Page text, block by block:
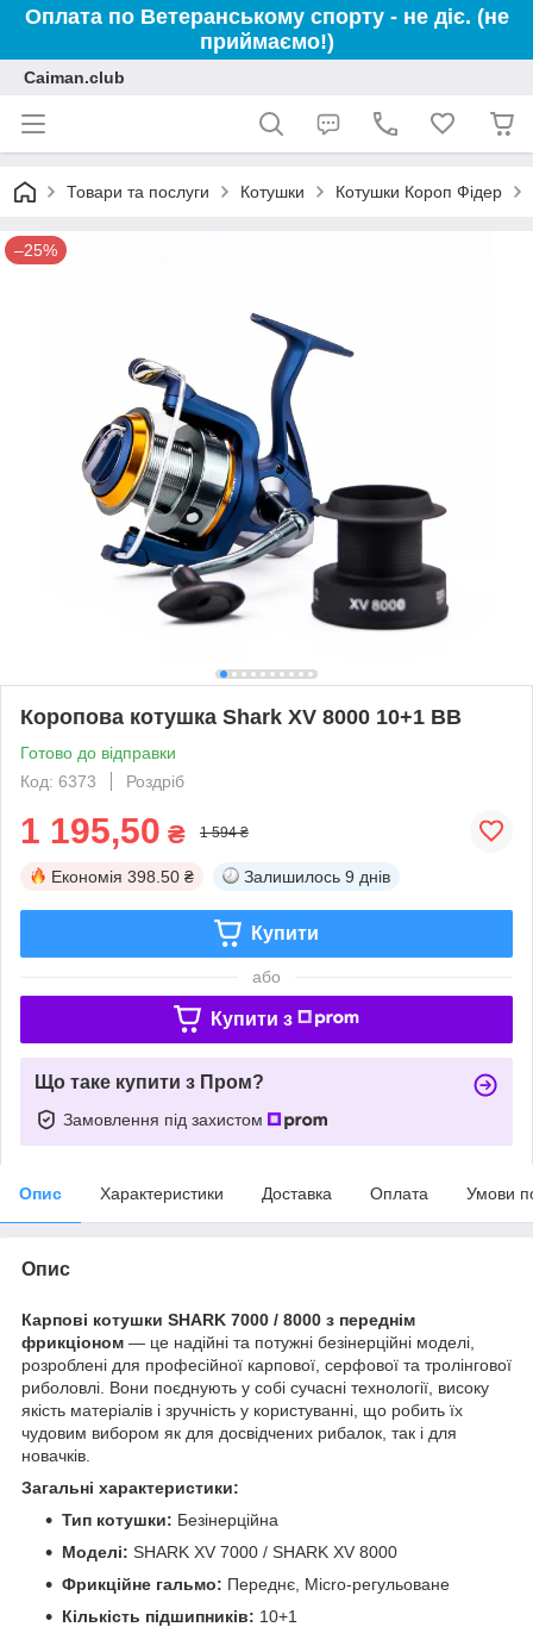
Оплата по Ветеранському спорту - не діє. (не
приймаємо!)
Caiman.club
Товари та послуги Котушки Котушки Короп Фідер
–25%
Коропова котушка Shark XV 8000 10+1 BB
Готово до відправки
Код: 6373
Роздріб
1 195,50 ₴ 1 594 ₴
Економія 398.50 ₴ Залишилось 9 днів
Купити
або
Купити з
Що таке купити з Пром?
Замовлення під захистом
Опис Характеристики Доставка Оплата Умови
Опис
Карпові котушки SHARK 7000 / 8000 з переднім
фрикціоном — це надійні та потужні безінерційні моделі,
розроблені для професійної карпової, серфової та тролінгової
риболовлі. Вони поєднують у собі сучасні технології, високу
якість матеріалів і зручність у користуванні, що робить їх
чудовим вибором як для досвідчених рибалок, так і для
новачків.
Загальні характеристики:
Тип котушки: Безінерційна
Моделі: SHARK XV 7000 / SHARK XV 8000
Фрикційне гальмо: Переднє, Micro-регульоване
Кількість підшипників: 10+1